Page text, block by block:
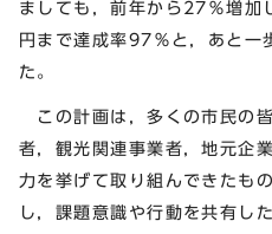
ましても，前年から27％増
円まで達成率97％と，あと一
た。
この計画は，多くの市民の
者，観光関連事業者，地元企
力を挙げて取り組んできたも
し，課題意識や行動を共有し